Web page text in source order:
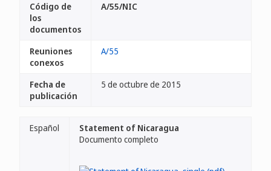
Código de
los
documentos
A/55/NIC
Reuniones
conexos
A/55
Fecha de
publicación
5 de octubre de 2015
Español
Statement of Nicaragua
Documento completo